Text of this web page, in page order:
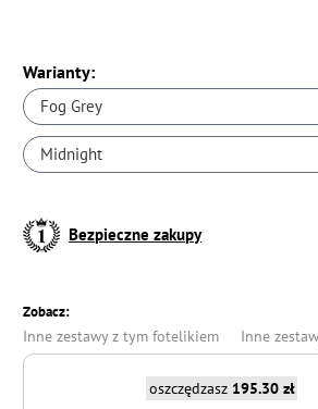
Warianty:
Fog Grey
Midnight
Bezpieczne zakupy
Zobacz:
Inne zestawy z tym fotelikiem Inne
oszczędzasz 195.30 zł